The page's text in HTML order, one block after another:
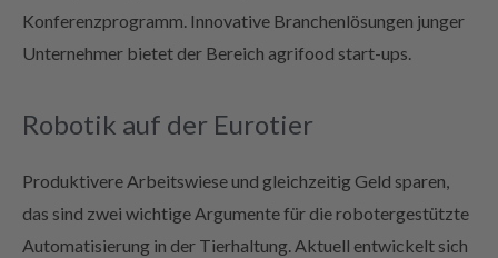
Konferenzprogramm. Innovative Branchenlösungen junger
Unternehmer bietet der Bereich agrifood start-ups.
Robotik auf der Eurotier
Produktivere Arbeitswiese und gleichzeitig Geld sparen,
das sind zwei wichtige Argumente für die robotergestützte
Automatisierung in der Tierhaltung. Aktuell entwickelt sich